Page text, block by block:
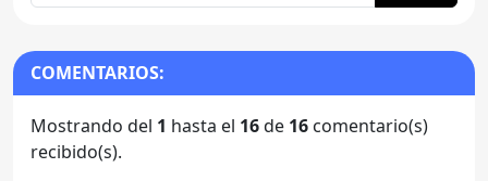
COMENTARIOS:
Mostrando del 1 hasta el 16de 16 comentario(s)
recibido(s).